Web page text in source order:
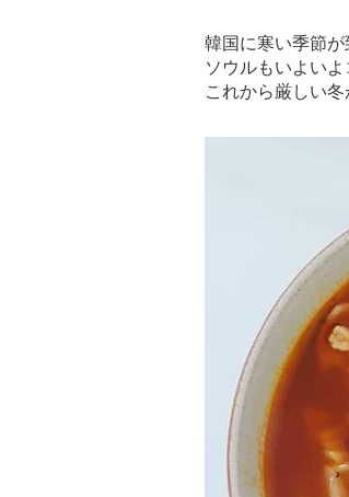
韓国に寒い季節が
ソウルもいよい
これから厳しい冬